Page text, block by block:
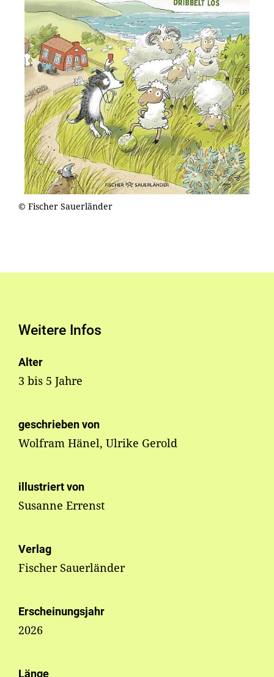
© Fischer Sauerländer
Weitere Infos
Alter
3 bis 5 Jahre
geschrieben von
Wolfram Hänel, Ulrike Gerold
illustriert von
Susanne Errenst
Verlag
Fischer Sauerländer
Erscheinungsjahr
2026
Länge